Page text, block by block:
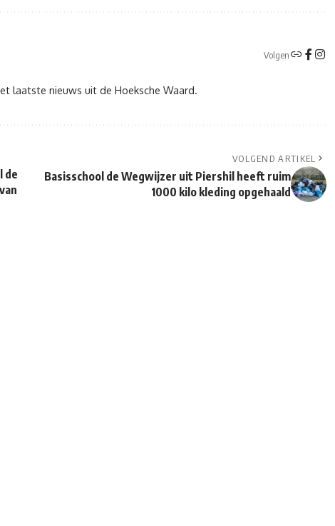
Volgen
laatste nieuws uit de Hoeksche Waard.
de
VOLGEND ARTIKEL
Basisschool de Wegwijzer uit Piershil heeft ruim
1000 kilo kleding opgehaald